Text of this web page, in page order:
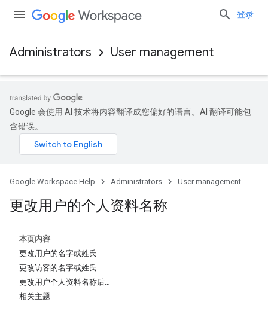
登录
Administrators User management
Google 会使用 AI 技术将内容翻译成您偏好的语言。AI 翻译可能包
含错误。
Google Workspace Help Administrators User management
更改用户的个人资料名称
本页内容
更改用户的名字或姓氏
更改访客的名字或姓氏
更改用户个人资料名称后…
相关主题